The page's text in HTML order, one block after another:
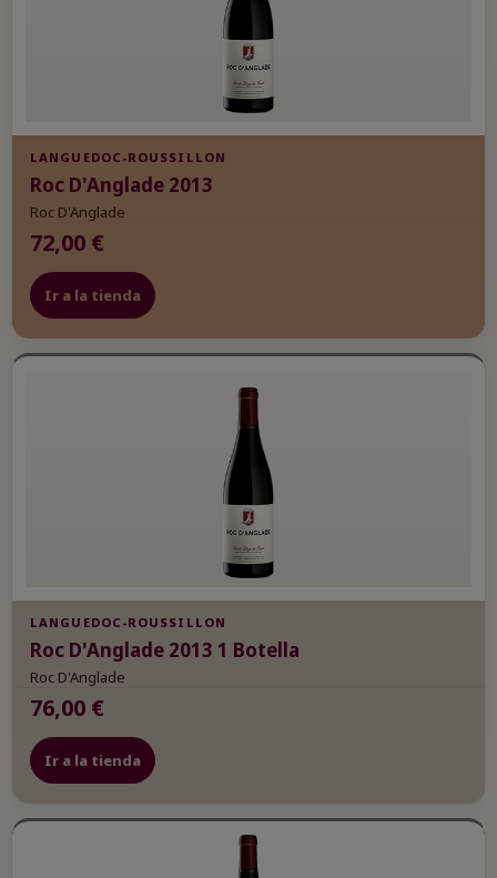
LANGUEDOC-ROUSSILLON
Roc D'Anglade 2013
Roc D'Anglade
72,00 €
Ir a la tienda
LANGUEDOC-ROUSSILLON
Roc D'Anglade 2013 1 Botella
Roc D'Anglade
76,00 €
Ir a la tienda